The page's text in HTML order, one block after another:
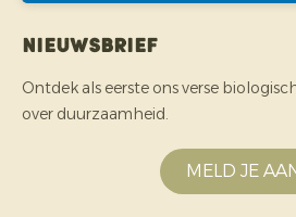
Nieuwsbrief
Ontdek als eerste ons verse
over duurzaamheid.
MELD JE